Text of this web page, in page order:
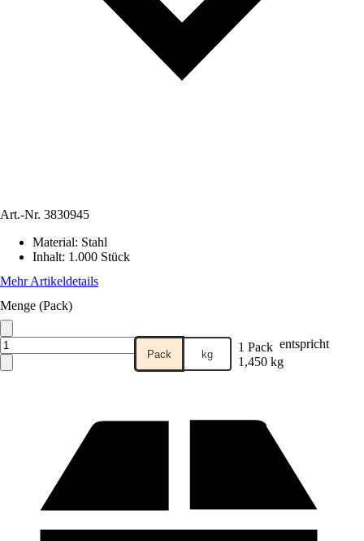
Art.-Nr. 3830945
Material: Stahl
Inhalt: 1.000 Stück
Mehr Artikeldetails
Menge (Pack)
Pack kg 1 Pack entspricht
1,450 kg